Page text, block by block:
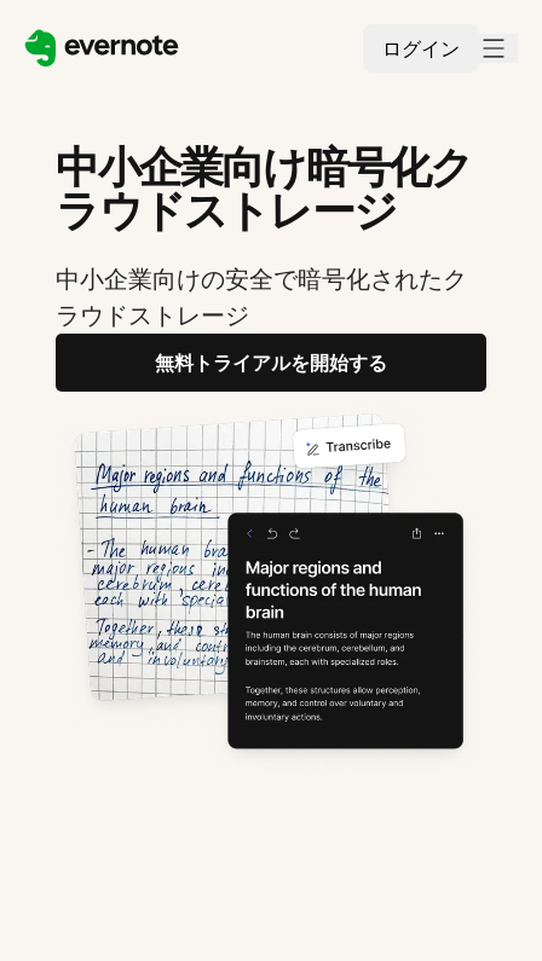
ログイン
中小企業向け暗号化ク
ラウドストレージ
中小企業向けの安全で暗号化されたク
ラウドストレージ
無料トライアルを開始する